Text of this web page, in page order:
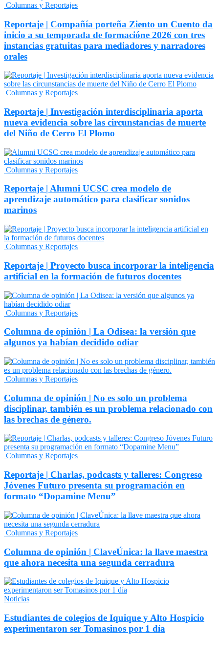
Columnas y Reportajes
Reportaje | Compañía porteña Ziento un Cuento da
inicio a su temporada de formacióne 2026 con tres
instancias gratuitas para mediadores y narradores
orales
Columnas y Reportajes
Reportaje | Investigación interdisciplinaria aporta
nueva evidencia sobre las circunstancias de muerte
del Niño de Cerro El Plomo
Columnas y Reportajes
Reportaje | Alumni UCSC crea modelo de
aprendizaje automático para clasificar sonidos
marinos
Columnas y Reportajes
Reportaje | Proyecto busca incorporar la inteligencia
artificial en la formación de futuros docentes
Columnas y Reportajes
Columna de opinión | La Odisea: la versión que
algunos ya habían decidido odiar
Columnas y Reportajes
Columna de opinión | No es solo un problema
disciplinar, también es un problema relacionado con
las brechas de género.
Columnas y Reportajes
Reportaje | Charlas, podcasts y talleres: Congreso
Jóvenes Futuro presenta su programación en
formato “Dopamine Menu”
Columnas y Reportajes
Columna de opinión | ClaveÚnica: la llave maestra
que ahora necesita una segunda cerradura
Noticias
Estudiantes de colegios de Iquique y Alto Hospicio
experimentaron ser Tomasinos por 1 día